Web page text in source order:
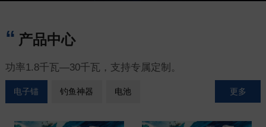
产品中心
功率1.8千瓦—30千瓦，支持专属定制。
电子锚 钓鱼神器 电池 更多